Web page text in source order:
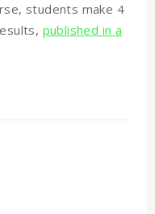
students make 4
published in a